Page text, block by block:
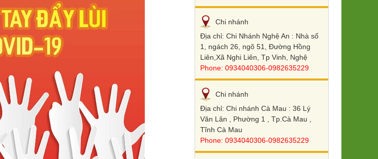
Chi nhánh
Địa chỉ: Chi Nhánh Nghệ An : Nhà số
1, ngách 26, ngõ 51, Đường Hồng
Liên,Xã Nghi Liên, Tp Vinh, Nghệ
Phone: 0934040306-0982635229
Chi nhánh
Địa chỉ: Chi nhánh Cà Mau : 36 Lý
Văn Lân , Phường 1 , Tp.Cà Mau ,
Tĩnh Cà Mau
Phone: 0934040306-0982635229